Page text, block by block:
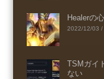
Healerの
2022/12/03 /
TSMガイ
ない